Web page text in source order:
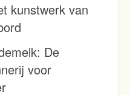
kunstwerk van
De
voor